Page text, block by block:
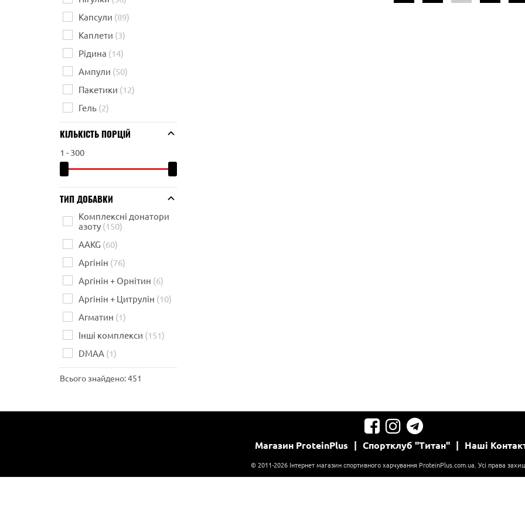
Капсули (89)
Каплети (3)
Рідина (14)
Ампули (50)
Пакетики (12)
Гель (2)
КІЛЬКІСТЬ ПОРЦІЙ
1 - 300
ТИП ДОБАВКИ
Комплексні донатори
азоту (150)
AAKG (60)
Аргінін (76)
Аргінін + Орнітин (6)
Аргінін + Цитрулін (10)
Агматин (1)
Інші комплекси (151)
DMAA (1)
Всього знайдено: 451
МагазинProteinPlus | Спортклуб "Титан" | Наші
© 2011-2026 Інтернет магазин спортивного харчування ProteinPlus.com.ua. Усі права